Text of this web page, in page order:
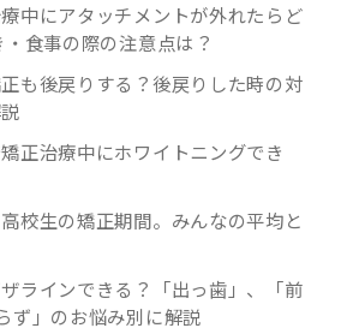
中にアタッチメントが外れたらど
食事の際の注意点は？
も後戻りする？後戻りした時の対
正治療中にホワイトニングでき
校生の矯正期間。みんなの平均と
ラインできる？「出っ歯」、「前
ず」のお悩み別に解説